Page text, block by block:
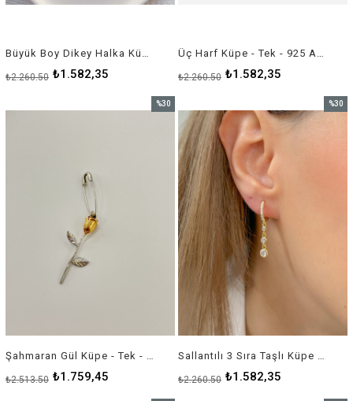
₺1.582,35
₺2.260,50 ₺1.582,35
₺2.260,50
Şahmaran Gül Küpe - Tek - 925 Ayar Gümüş
₺1.759,45
₺2.513,50
%30
%30İndirim
Sallantılı 3 Sıra Taşlı Küpe - Çift - 925 Ayar Gümüş
₺1.582,35
₺2.260,50
%30